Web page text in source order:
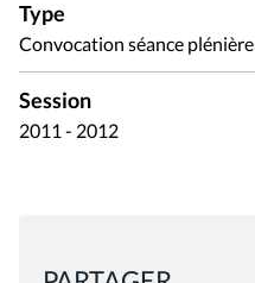
Type
Convocation séance plénière
Session
2011 - 2012